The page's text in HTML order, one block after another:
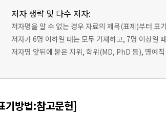
저자 생략 및 다수 저자:
저자명을 알 수 없는 경우 자료의 제목(표제)부터 표
저자가 6명 이하일 때는 모두 기재하고, 7명 이상일
저자명 앞뒤에 붙은 지위, 학위(MD, PhD 등), 명예
기방법:참고문헌]